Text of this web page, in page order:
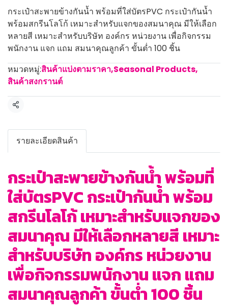
กระเป๋าสะพายข้างกันน้ำ พร้อมที่ใส่บัตรPVC กระเป๋ากันน้ำ
พร้อมสกรีนโลโก้ เหมาะสำหรับแจกของสมนาคุณ มีให้เลือก
หลายสี เหมาะสำหรับบริษัท องค์กร หน่วยงาน เพื่อกิจกรรม
พนักงาน แจก แถม สมนาคุณลูกค้า ขั้นต่ำ 100 ชิ้น
หมวดหมู่:สินค้าแบ่งตามราคา,Seasonal Products,
สินค้าสงกรานต์
แชร์
รายละเอียดสินค้า
กระเป๋าสะพายข้างกันน้ำ พร้อมที่
ใส่บัตรPVC กระเป๋ากันน้ำ พร้อม
สกรีนโลโก้ เหมาะสำหรับแจกของ
สมนาคุณ มีให้เลือกหลายสี เหมาะ
สำหรับบริษัท องค์กร หน่วยงาน
เพื่อกิจกรรมพนักงาน แจก แถม
สมนาคุณลูกค้า ขั้นต่ำ 100 ชิ้น